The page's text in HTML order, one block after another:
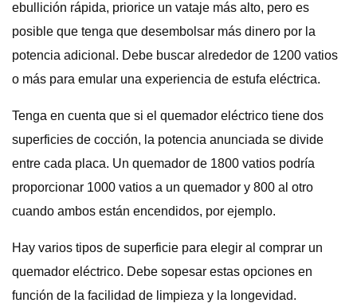
ebullición rápida, priorice un vataje más alto, pero es
posible que tenga que desembolsar más dinero por la
potencia adicional. Debe buscar alrededor de 1200 vatios
o más para emular una experiencia de estufa eléctrica.
Tenga en cuenta que si el quemador eléctrico tiene dos
superficies de cocción, la potencia anunciada se divide
entre cada placa. Un quemador de 1800 vatios podría
proporcionar 1000 vatios a un quemador y 800 al otro
cuando ambos están encendidos, por ejemplo.
Hay varios tipos de superficie para elegir al comprar un
quemador eléctrico. Debe sopesar estas opciones en
función de la facilidad de limpieza y la longevidad.